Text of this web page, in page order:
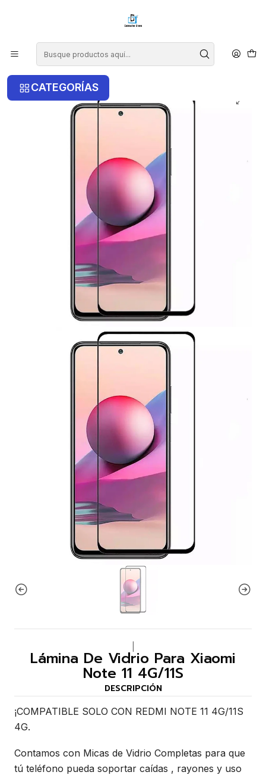
CATEGORÍAS
Inicio Xiaomi
Xiaomi Redmi Note 11 4G
Lámina De Vidrio Para Xiaomi Note 11 4G/11S
Lámina De Vidrio Para Xiaomi
Note 11 4G/11S
DESCRIPCIÓN
¡COMPATIBLE SOLO CON REDMI NOTE 11 4G/11S
4G.
Contamos con Micas de Vidrio Completas para que
tú teléfono pueda soportar caídas , rayones y uso